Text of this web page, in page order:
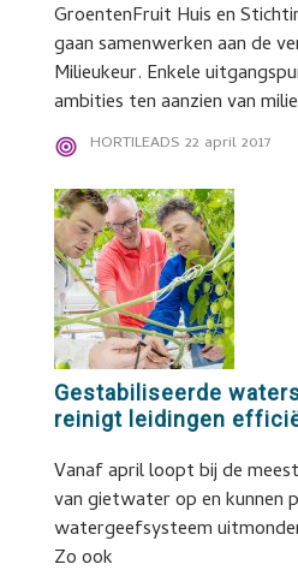
GroentenFruit Huis en
gaan samenwerken aan de
Milieukeur. Enkele
ambities ten aanzien van
HORTILEADS 22 april 2017
Gestabiliseerde
reinigt leidingen
Vanaf april loopt bij de
van gietwater op en kunnen
watergeefsysteem
Zo ook